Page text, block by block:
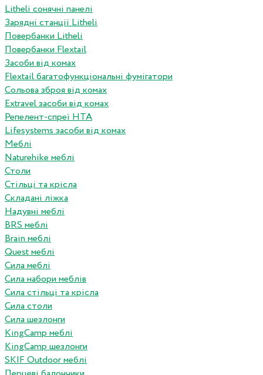
Litheli сонячні панелі
Зарядні станції Litheli
Повербанки Litheli
Повербанки Flextail
Засоби від комах
Flextail багатофункціональні фумігатори
Сольова зброя від комах
Extravel засоби від комах
Репелент-спреї HTA
Lifesystems засоби від комах
Меблі
Naturehike меблі
Столи
Стільці та крісла
Складані ліжка
Надувні меблі
BRS меблі
Brain меблі
Quest меблі
Сила меблі
Сила набори меблів
Сила стільці та крісла
Сила столи
Сила шезлонги
KingCamp меблі
KingCamp шезлонги
SKIF Outdoor меблі